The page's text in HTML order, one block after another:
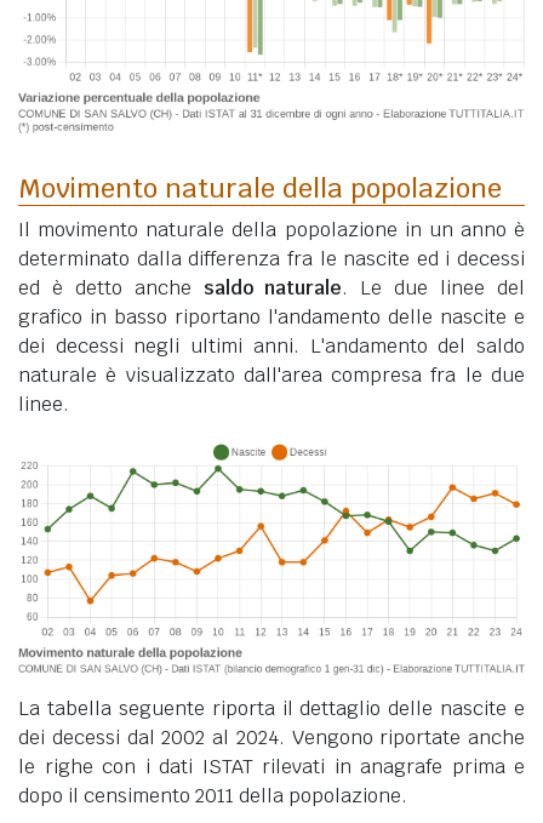
Movimento naturale della popolazione
Il movimento naturale della popolazione in un anno è
determinato dalla differenza fra le nascite ed i decessi
ed è detto anche saldo naturale. Le due linee del
grafico in basso riportano l'andamento delle nascite e
dei decessi negli ultimi anni. L'andamento del saldo
naturale è visualizzato dall'area compresa fra le due
linee.
La tabella seguente riporta il dettaglio delle nascite e
dei decessi dal 2002 al 2024. Vengono riportate anche
le righe con i dati ISTAT rilevati in anagrafe prima e
dopo il censimento 2011 della popolazione.